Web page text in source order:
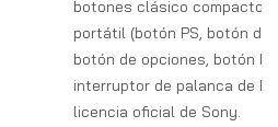
botones clásico compacto,
portátil (botón PS, botón de
botón de opciones, botón
interruptor de palanca de
licencia oficial de Sony.